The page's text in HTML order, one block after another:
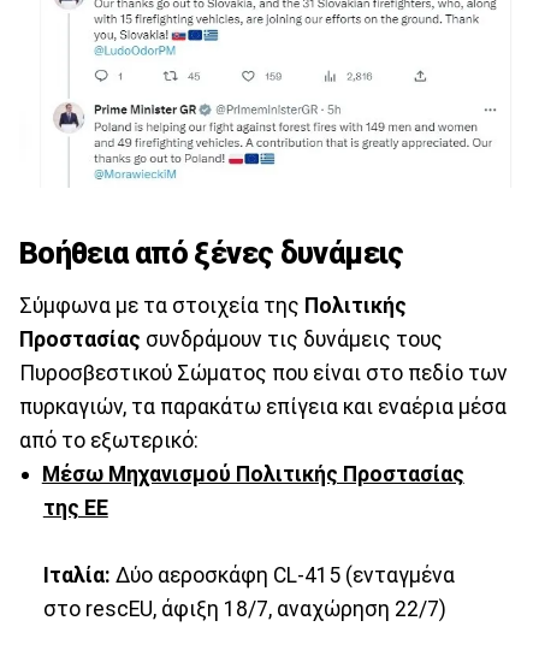
Βοήθεια από ξένες δυνάμεις
Σύμφωνα με τα στοιχεία της Πολιτικής
Προστασίας συνδράμουν τις δυνάμεις τους
Πυροσβεστικού Σώματος που είναι στο πεδίο των
πυρκαγιών, τα παρακάτω επίγεια και εναέρια μέσα
από το εξωτερικό:
Μέσω Μηχανισμού Πολιτικής Προστασίας
της ΕΕ
Ιταλία: Δύο αεροσκάφη CL-415 (ενταγμένα
στο rescEU, άφιξη 18/7, αναχώρηση 22/7)